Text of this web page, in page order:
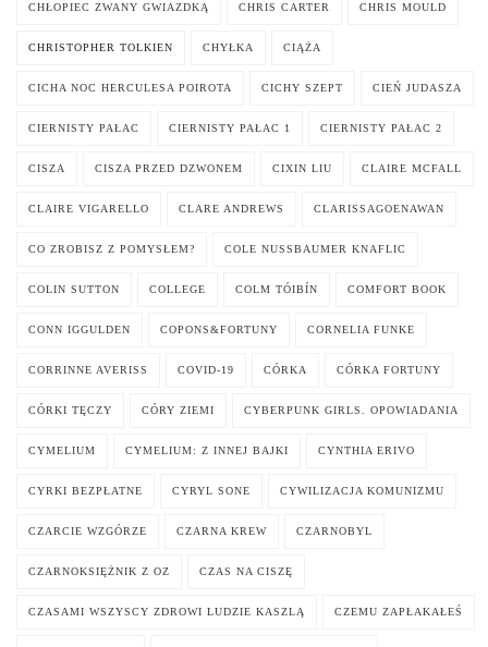
CHŁOPIEC ZWANY GWIAZDKĄ CHRIS CARTER CHRIS MOULD
CHRISTOPHER TOLKIEN CHYŁKA CIĄŻA
CICHA NOC HERCULESA POIROTA CICHY SZEPT CIEŃ JUDASZA
CIERNISTY PAŁAC CIERNISTY PAŁAC 1 CIERNISTY PAŁAC 2
CISZA CISZA PRZED DZWONEM CIXIN LIU CLAIRE MCFALL
CLAIRE VIGARELLO CLARE ANDREWS CLARISSAGOENAWAN
CO ZROBISZ Z POMYSŁEM? COLE NUSSBAUMER KNAFLIC
COLIN SUTTON COLLEGE COLM TÓIBÍN COMFORT BOOK
CONN IGGULDEN COPONS&FORTUNY CORNELIA FUNKE
CORRINNE AVERISS COVID-19 CÓRKA CÓRKA FORTUNY
CÓRKI TĘCZY CÓRY ZIEMI CYBERPUNK GIRLS. OPOWIADANIA
CYMELIUM CYMELIUM: Z INNEJ BAJKI CYNTHIA ERIVO
CYRKI BEZPŁATNE CYRYL SONE CYWILIZACJA KOMUNIZMU
CZARCIE WZGÓRZE CZARNA KREW CZARNOBYL
CZARNOKSIĘŻNIK Z OZ CZAS NA CISZĘ
CZASAMI WSZYSCY ZDROWI LUDZIE KASZLĄ CZEMU ZAPŁAKAŁEŚ